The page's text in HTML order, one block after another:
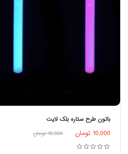
اطلاعات بیشتر
باتون طرح ستاره بلک لایت
10,000 تومان 12,000 تومان